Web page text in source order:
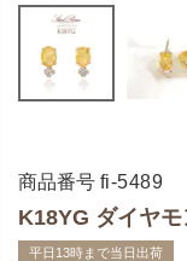
商品番号 fi-5489
K18YG ダイヤ
平日13時まで当日出荷